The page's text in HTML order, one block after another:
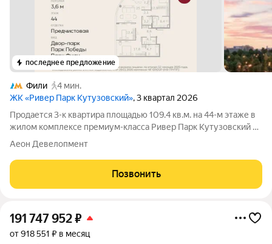
последнее предложение
Фили
4 мин.
ЖК «Ривер Парк Кутузовский», 3 квартал 2026
Продается 3-к квартира площадью 109.4 кв.м. на 44-м этаже в
жилом комплексе премиум-класса Ривер Парк Кутузовский в
Башне Изумруд Премиальный жилой комплекс Ривер Парк
Кутузовский строится в одном из самых престижных районов
столицы Дорогомилово, на
Аеон Девелопмент
Позвонить
191 747 952₽
от 918 551 ₽ в месяц